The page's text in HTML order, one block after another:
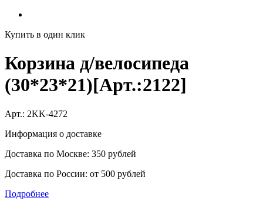
Купить в один клик
Корзина д/велосипеда
(30*23*21)[Арт.:2122]
Арт.: 2KK-4272
Информация о доставке
Доставка по Москве: 350 рублей
Доставка по России: от 500 рублей
Подробнее